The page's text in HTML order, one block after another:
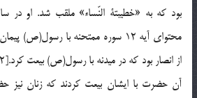
بود که به «خطیبتة النّساء» ملقب شد. او
محتوای آیه 12 سوره ممتحنه با
آن حضرت با ایشان بیعت کردند که زنان نیز